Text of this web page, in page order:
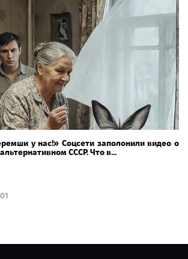
у нас!» Соцсети заполонили видео о
СССР. Что в...